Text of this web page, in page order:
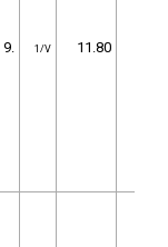
9. 1/V 11.80